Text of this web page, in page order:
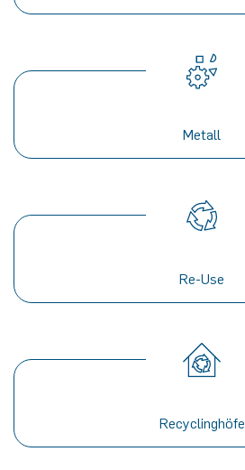
Metall
Re-Use
Recyclinghöfe